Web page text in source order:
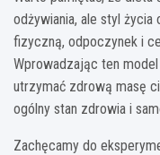
odżywiania, ale styl
fizyczną, odpoczynek i
Wprowadzając ten
utrzymać zdrową masę
ogólny stan zdrowia i
Zachęcamy do